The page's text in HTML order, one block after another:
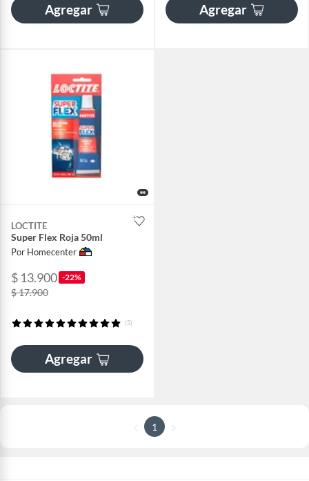
Agregar Agregar
LOCTITE
Super Flex Roja 50ml
Por Homecenter
$ 13.900 -22%
$ 17.900
(5)
Agregar
1